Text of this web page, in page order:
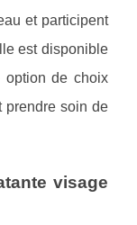
et participent
est disponible
de choix
prendre soin de
visage